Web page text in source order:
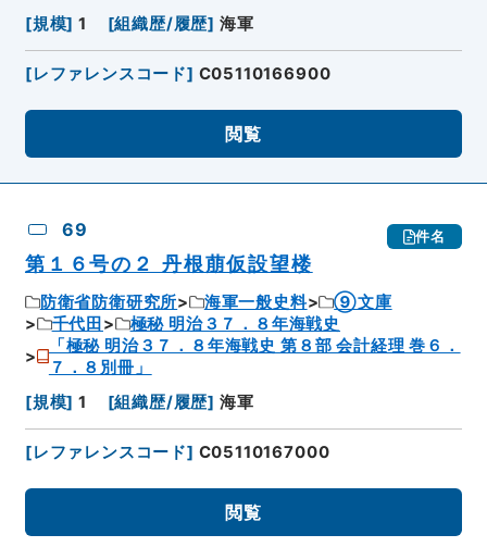
[規模] 1 [組織歴/履歴] 海軍
[レファレンスコード] C05110166900
閲覧
69 件名
第１６号の２ 丹根萠仮設望楼
防衛省防衛研究所 海軍一般史料
⑨文庫
千代田
極秘 明治３７．８年海戦史
「極秘 明治３７．８年海戦史 第８部 会計経理 巻６．
７．８別冊」
[規模] 1 [組織歴/履歴] 海軍
[レファレンスコード] C05110167000
閲覧